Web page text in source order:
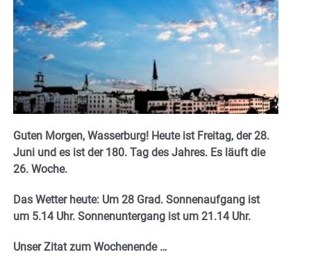
Guten Morgen, Wasserburg! Heute ist Freitag, der 28.
Juni und es ist der 180. Tag des Jahres. Es läuft die
26. Woche.
Das Wetter heute: Um 28 Grad. Sonnenaufgang ist
um 5.14 Uhr. Sonnenuntergang ist um 21.14 Uhr.
Unser Zitat zum Wochenende …